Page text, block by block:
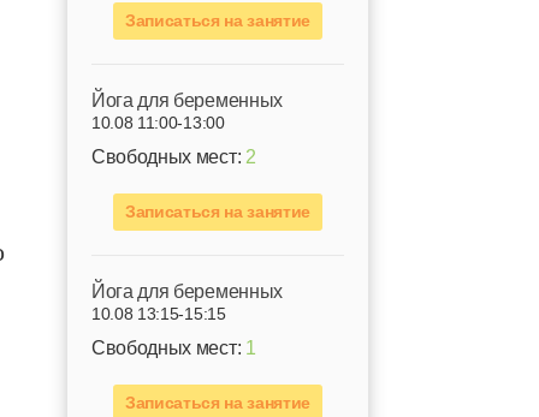
Записаться на занятие
Йога для беременных
10.08 11:00-13:00
Свободных мест: 2
Записаться на занятие
Йога для беременных
10.08 13:15-15:15
Свободных мест: 1
Записаться на занятие